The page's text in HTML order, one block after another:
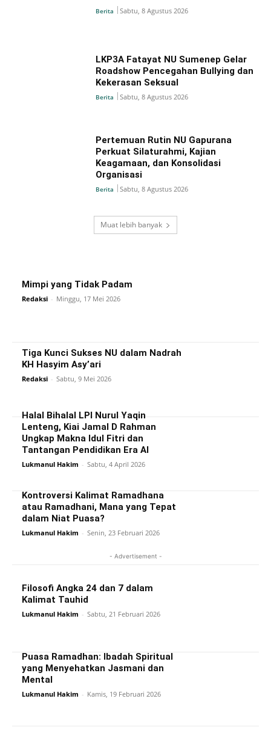
Berita Sabtu, 8 Agustus 2026
LKP3A Fatayat NU Sumenep Gelar
Roadshow Pencegahan Bullying dan
Kekerasan Seksual
Berita Sabtu, 8 Agustus 2026
Pertemuan Rutin NU Gapurana
Perkuat Silaturahmi, Kajian
Keagamaan, dan Konsolidasi
Organisasi
Berita Sabtu, 8 Agustus 2026
Muat lebih banyak
Mimpi yang Tidak Padam
Redaksi - Minggu, 17 Mei 2026
Tiga Kunci Sukses NU dalam Nadrah
KH Hasyim Asy’ari
Redaksi - Sabtu, 9 Mei 2026
Halal Bihalal LPI Nurul Yaqin
Lenteng, Kiai Jamal D Rahman
Ungkap Makna Idul Fitri dan
Tantangan Pendidikan Era AI
Lukmanul Hakim - Sabtu, 4 April 2026
Kontroversi Kalimat Ramadhana
atau Ramadhani, Mana yang Tepat
dalam Niat Puasa?
Lukmanul Hakim - Senin, 23 Februari 2026
- Advertisement -
Filosofi Angka 24 dan 7 dalam
Kalimat Tauhid
Lukmanul Hakim - Sabtu, 21 Februari 2026
Puasa Ramadhan: Ibadah Spiritual
yang Menyehatkan Jasmani dan
Mental
Lukmanul Hakim - Kamis, 19 Februari 2026